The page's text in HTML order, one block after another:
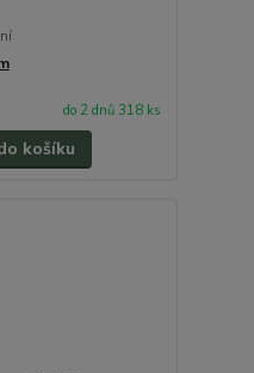
do 2 dnů 318 ks
košíku